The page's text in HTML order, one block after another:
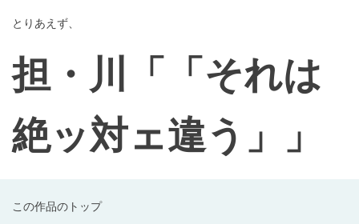
この作品のトップ
とりあえず、
担・川「「それは
絶ッ対ェ違う」」